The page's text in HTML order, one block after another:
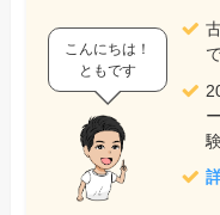
こんにちは！
ともです